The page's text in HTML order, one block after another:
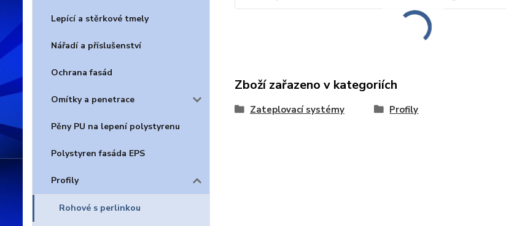
Lepící a stěrkové tmely
Nářadí a příslušenství
Ochrana fasád
Omítky a penetrace
Pěny PU na lepení polystyrenu
Polystyren fasáda EPS
Profily
Rohové s perlinkou
Zboží zařazeno v kategoriích
Zateplovací systémy Profily